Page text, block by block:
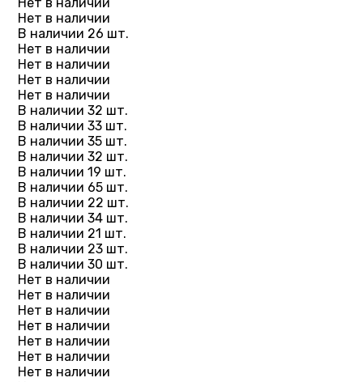
Нет в наличии
В наличии 26 шт.
Нет в наличии
Нет в наличии
Нет в наличии
Нет в наличии
В наличии 32 шт.
В наличии 33 шт.
В наличии 35 шт.
В наличии 32 шт.
В наличии 19 шт.
В наличии 65 шт.
В наличии 22 шт.
В наличии 34 шт.
В наличии 21 шт.
В наличии 23 шт.
В наличии 30 шт.
Нет в наличии
Нет в наличии
Нет в наличии
Нет в наличии
Нет в наличии
Нет в наличии
Нет в наличии